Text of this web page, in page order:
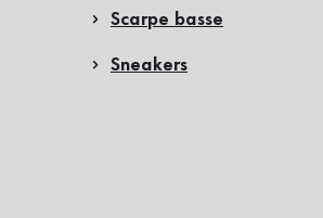
Scarpe basse
Sneakers